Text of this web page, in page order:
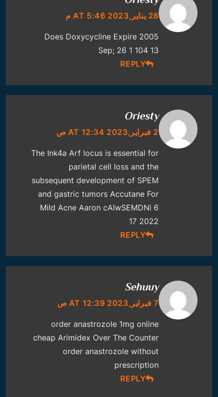
28 يناير,2023 AT 5:46 م
Does Doxycycline Expire 2005
Sep; 26 1 104 13
REPLY
Oriesty
2 فبراير,2023 AT 12:34 ص
The Ink4a Arf locus is essential for
parietal cell loss and the
subsequent development of SPEM
and gastric tumors Accutane For
Mild Acne Aaron cAIwSEMDNi 6
17 2022
REPLY
Sehuuy
7 فبراير,2023 AT 12:39 ص
order anastrozole 1mg online
cheap Arimidex Over The Counter
order anastrozole without
prescription
REPLY